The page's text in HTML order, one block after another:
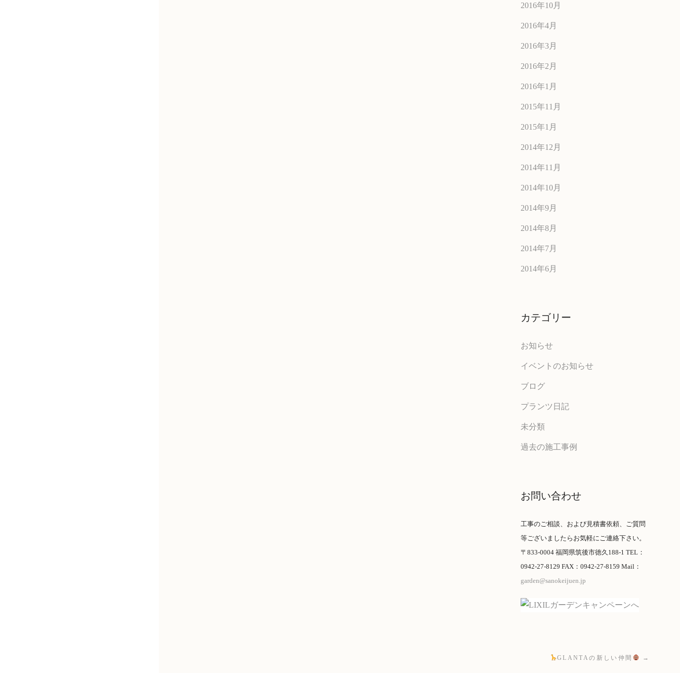
2016年10月
2016年4月
2016年3月
2016年2月
2016年1月
2015年11月
2015年1月
2014年12月
2014年11月
2014年10月
2014年9月
2014年8月
2014年7月
2014年6月
カテゴリー
お知らせ
イベントのお知らせ
ブログ
プランツ日記
未分類
過去の施工事例
お問い合わせ
工事のご相談、および見積書依頼、ご質問
等ございましたらお気軽にご連絡下さい。
〒833-0004 福岡県筑後市徳久188-1 TEL：
0942-27-8129 FAX：0942-27-8159 Mail：
garden@sanokeijuen.jp
GLANTAの新しい仲間 →